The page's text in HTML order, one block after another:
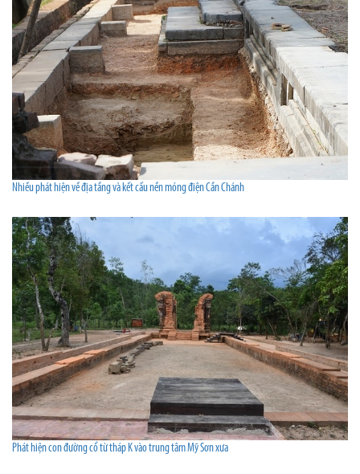
Nhiều phát hiện về địa tầng và kết cấu nền móng điện Cần Chánh
Phát hiện con đường cổ từ tháp K vào trung tâm Mỹ Sơn xưa